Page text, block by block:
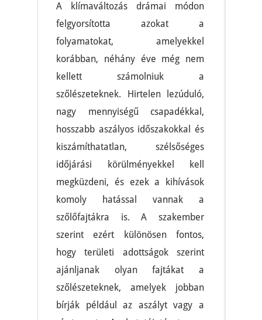
A klímaváltozás drámai módon
felgyorsította azokat a
folyamatokat, amelyekkel
korábban, néhány éve még nem
kellett számolniuk a
szőlészeteknek. Hirtelen lezúduló,
nagy mennyiségű csapadékkal,
hosszabb aszályos időszakokkal és
kiszámíthatatlan, szélsőséges
időjárási körülményekkel kell
megküzdeni, és ezek a kihívások
komoly hatással vannak a
szőlőfajtákra is. A szakember
szerint ezért különösen fontos,
hogy területi adottságok szerint
ajánljanak olyan fajtákat a
szőlészeteknek, amelyek jobban
bírják például az aszályt vagy a